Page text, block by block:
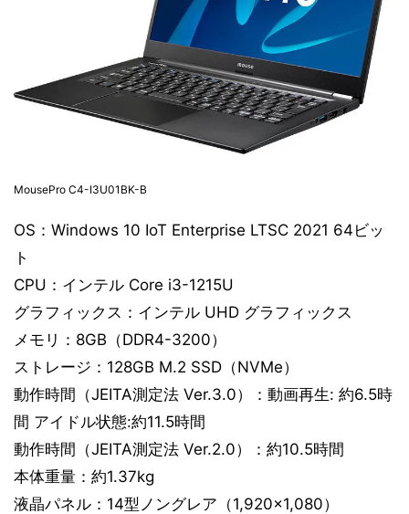
MousePro C4-I3U01BK-B
OS：Windows 10 IoT Enterprise LTSC 2021 64ビッ
ト
CPU：インテル Core i3-1215U
グラフィックス：インテル UHD グラフィックス
メモリ：8GB（DDR4-3200）
ストレージ：128GB M.2 SSD（NVMe）
動作時間（JEITA測定法 Ver.3.0）：動画再生: 約6.5時
間 アイドル状態:約11.5時間
動作時間（JEITA測定法 Ver.2.0）：約10.5時間
本体重量：約1.37kg
液晶パネル：14型ノングレア（1,920×1,080）